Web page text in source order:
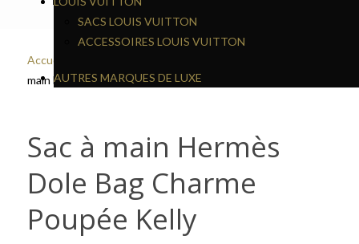
SACS LOUIS VUITTON
ACCESSOIRES LOUIS VUITTON
AUTRES MARQUES DE LUXE
Accueil
main Hermès Dole Bag Charme Poupée Kelly
Sac à main Hermès
Dole Bag Charme
Poupée Kelly